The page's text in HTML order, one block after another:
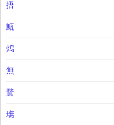
捂
甒
熓
無
騖
璑